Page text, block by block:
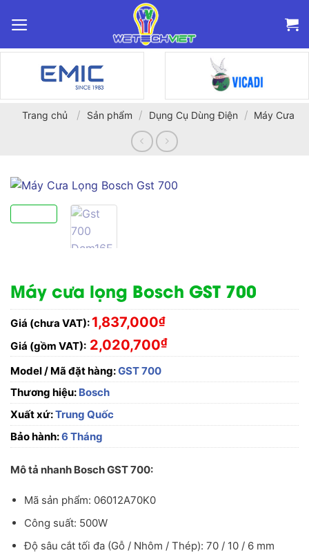
qua
Trang chủ / Sản phẩm / Dụng Cụ Dùng Điện / Máy Cưa
Máy cưa lọng Bosch GST 700
Giá (chưa VAT): 1,837,000₫
Giá (gồm VAT): 2,020,700₫
Model / Mã đặt hàng:GST 700
Thương hiệu: Bosch
Xuất xứ:Trung Quốc
Bảo hành:6 Tháng
Mô tả nhanh Bosch GST 700:
Mã sản phẩm: 06012A70K0
Công suất: 500W
Độ sâu cắt tối đa (Gỗ / Nhôm / Thép): 70 / 10 / 6 mm